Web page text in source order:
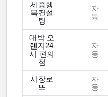
세종행
복컨설
팅
자
동
대박 오
렌지24
시 편의
점
자
동
시장로
또
자
동